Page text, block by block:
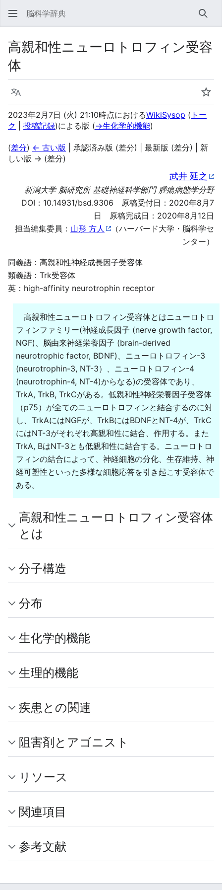
脳科学辞典 検索
高親和性ニューロトロフィン受容
体
言語
ウ
2023年2月7日 (火) 21:10時点におけるWikiSysop ( トー
ク
投稿記録)による版 (→生化学的機能)
(差分) ← 古い版 | 承認済み版 (差分) | 最新版 (差分) | 新
しい版 → (差分)
武井 延之
新潟大学 脳研究所 基礎神経科学部門 腫瘍病態学分野
DOI： 10.14931/bsd.9306 原稿受付日：2020年8月7
日 原稿完成日：2020年8月12日
担当編集委員： 山形 方人
（ハーバード大学・脳科学セ
ンター）
同義語：高親和性神経成長因子受容体
類義語：Trk受容体
英：high-affinity neurotrophin receptor
高親和性ニューロトロフィン受容体とはニューロトロ
フィンファミリー(神経成長因子 (nerve growth factor,
NGF)、脳由来神経栄養因子 (brain-derived
neurotrophic factor, BDNF)、ニューロトロフィン-3
(neurotrophin-3, NT-3）、ニューロトロフィン-4
(neurotrophin-4, NT-4)からなる)の受容体であり、
TrkA, TrkB, TrkCがある。低親和性神経栄養因子受容体
（p75）が全てのニューロトロフィンと結合するのに対
し、TrkAにはNGFが、TrkBにはBDNFとNT-4が、TrkC
にはNT-3がそれぞれ高親和性に結合、作用する。また
TrkA, BはNT-3とも低親和性に結合する。ニューロトロ
フィンの結合によって、神経細胞の分化、生存維持、神
経可塑性といった多様な細胞応答を引き起こす受容体で
ある。
高親和性ニューロトロフィン受容体
とは
分子構造
分布
生化学的機能
生理的機能
疾患との関連
阻害剤とアゴニスト
リソース
関連項目
参考文献